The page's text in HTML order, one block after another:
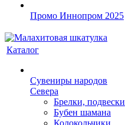
Промо Иннопром 2025
Каталог
Сувениры народов
Севера
Брелки, подвески
Бубен шамана
Колокольчики